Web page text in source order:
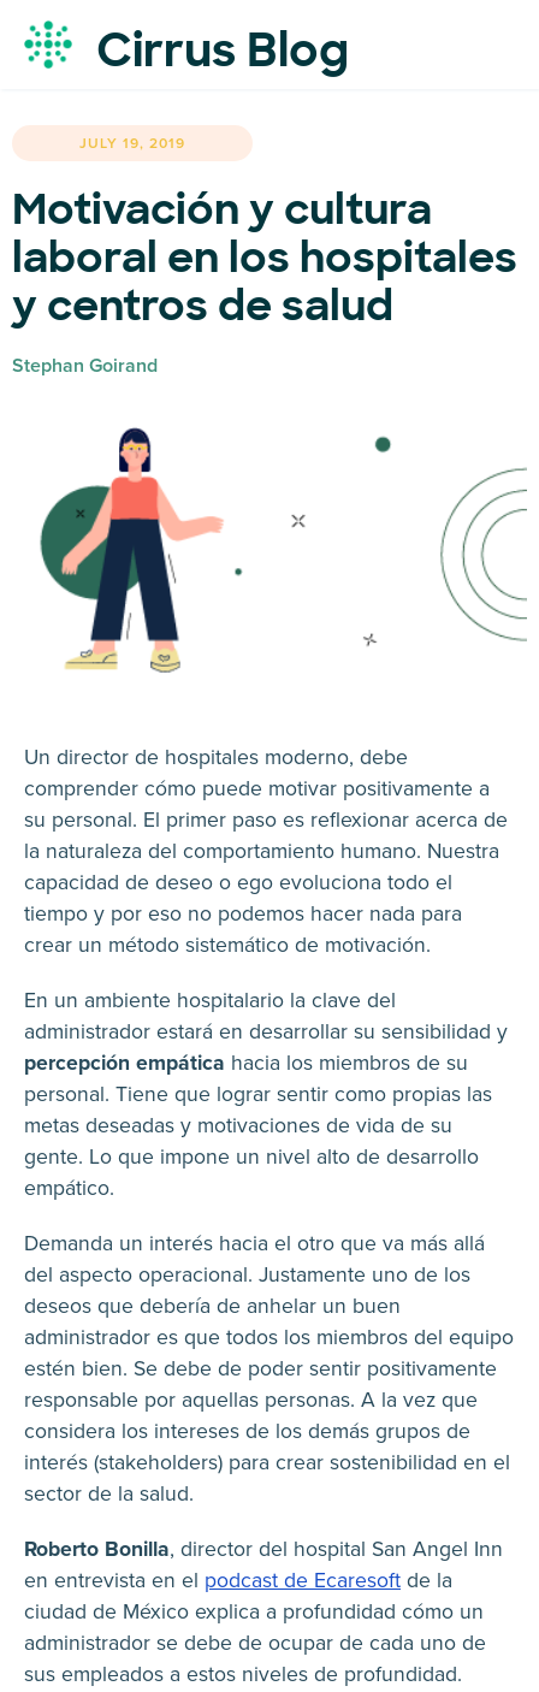
Cirrus Blog
JULY 19, 2019
Motivación y cultura
laboral en los hospitales
y centros de salud
Stephan Goirand
Un director de hospitales moderno, debe
comprender cómo puede motivar positivamente a
su personal. El primer paso es reflexionar acerca de
la naturaleza del comportamiento humano. Nuestra
capacidad de deseo o ego evoluciona todo el
tiempo y por eso no podemos hacer nada para
crear un método sistemático de motivación.
En un ambiente hospitalario la clave del
administrador estará en desarrollar su sensibilidad y
percepción empática hacia los miembros de su
personal. Tiene que lograr sentir como propias las
metas deseadas y motivaciones de vida de su
gente. Lo que impone un nivel alto de desarrollo
empático.
Demanda un interés hacia el otro que va más allá
del aspecto operacional. Justamente uno de los
deseos que debería de anhelar un buen
administrador es que todos los miembros del equipo
estén bien. Se debe de poder sentir positivamente
responsable por aquellas personas. A la vez que
considera los intereses de los demás grupos de
interés (stakeholders) para crear sostenibilidad en el
sector de la salud.
Roberto Bonilla, director del hospital San Angel Inn
en entrevista en el podcast de Ecaresoftde la
ciudad de México explica a profundidad cómo un
administrador se debe de ocupar de cada uno de
sus empleados a estos niveles de profundidad.